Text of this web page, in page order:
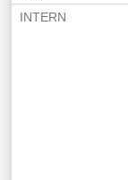
INTERN